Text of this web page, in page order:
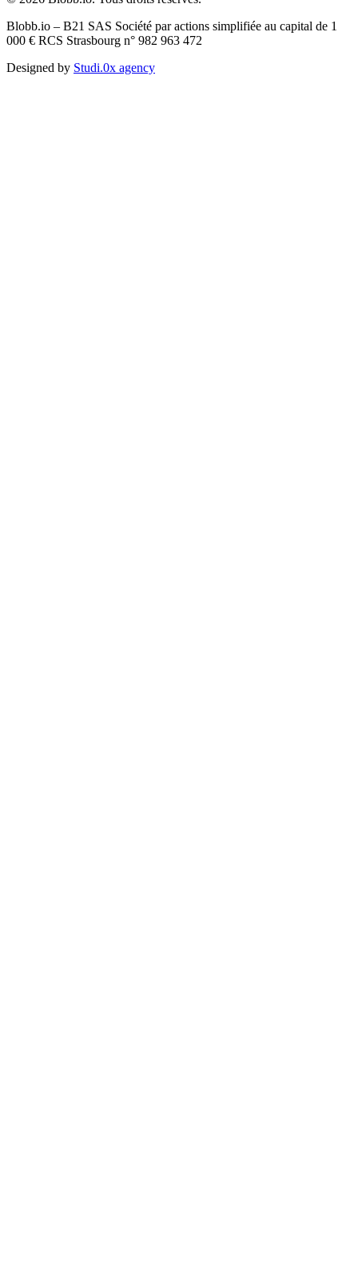
Blobb.io – B21 SAS Société par actions simplifiée au capital de 1
000 € RCS Strasbourg n° 982 963 472
Designed by Studi.0x agency